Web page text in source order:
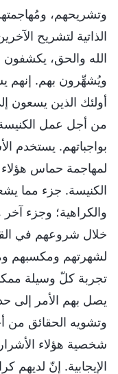
وتشريحهم،
الذاتية لتشريح
الله والحق، يكشفون
ويُشهِّرون بهم. إنهم
أولئك الذين يسعون
من أجل عمل
بواجباتهم. يستخدم
لمهاجمة حماس
الكنيسة. جزء مما
والكراهية؛ وجزء
خلال شروعهم في
لشهرتهم ومكسبهم
تجربة كلّ وسيلة
يصل بهم الأمر إلى حد
وتشويه الحقائق من
شخصية هؤلاء
الإيجابية. إنّ لديهم